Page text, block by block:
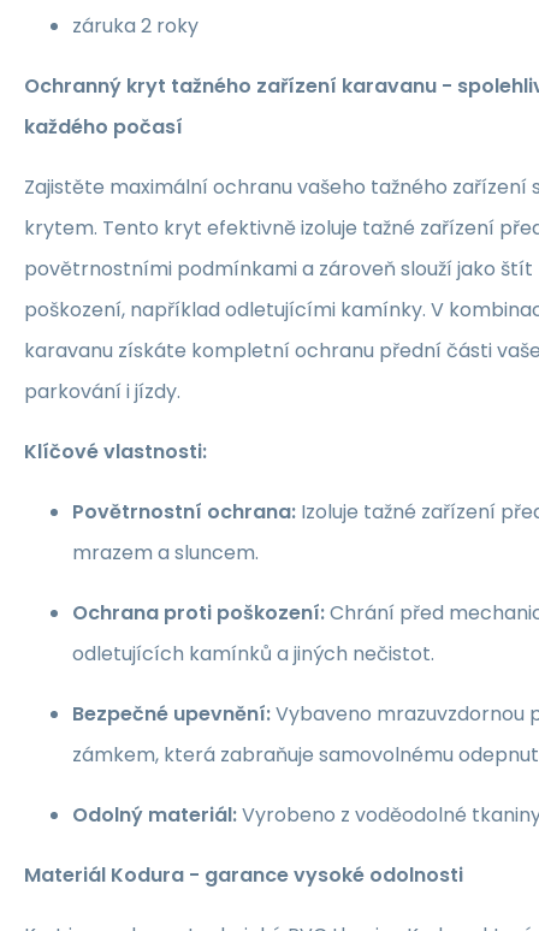
záruka 2 roky
Ochranný kryt tažného zařízení karavanu -
každého počasí
Zajistěte maximální ochranu vašeho tažného zařízení
krytem. Tento kryt efektivně izoluje tažné zařízení
povětrnostními podmínkami a zároveň slouží jako
poškození, například odletujícími kamínky. V
karavanu získáte kompletní ochranu přední části
parkování i jízdy.
Klíčové vlastnosti:
Povětrnostní ochrana: Izoluje tažné zařízení
mrazem a sluncem.
Ochrana proti poškození:Chrání před
odletujících kamínků a jiných nečistot.
Bezpečné upevnění:Vybaveno mrazuvzdornou
zámkem, která zabraňuje samovolnému
Odolný materiál:Vyrobeno z voděodolné
Materiál Kodura - garance vysoké odolnosti